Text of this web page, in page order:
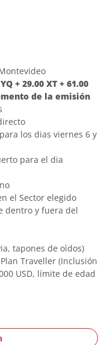
+ 29.00 XT + 61.00
de la emisión
los dias viernes 6 y
para el dia
el Sector elegido
dentro y fuera del
tapones de oìdos)
Traveller (Inclusión
USD, límite de edad